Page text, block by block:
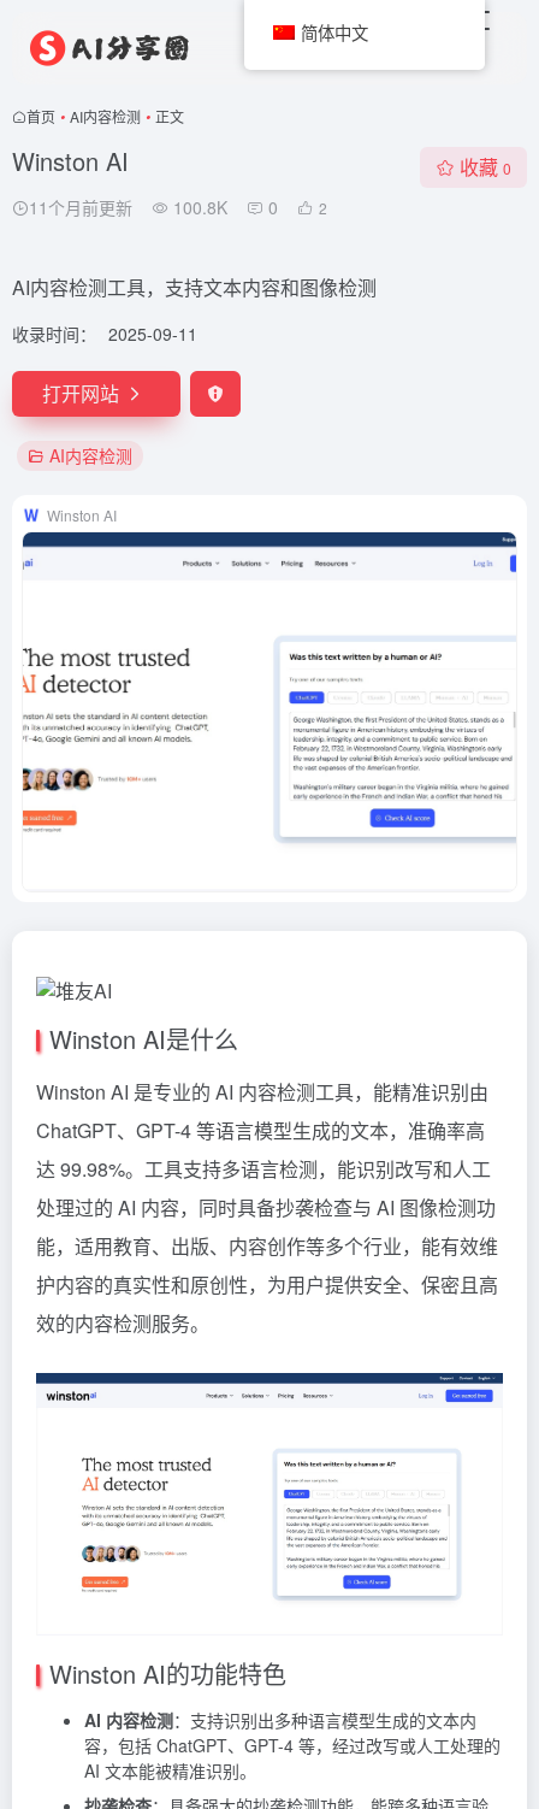
首页 • AI内容检测 • 正文
Winston AI
11个月前更新 100.8K 0 2
收藏 0
AI内容检测工具，支持文本内容和图像检测
收录时间： 2025-09-11
打开网站
AI内容检测
Winston AI
Winston AI是什么
Winston AI 是专业的 AI 内容检测工具，能精准识别由
ChatGPT、GPT-4 等语言模型生成的文本，准确率高
达 99.98%。工具支持多语言检测，能识别改写和人工
处理过的 AI 内容，同时具备抄袭检查与 AI 图像检测功
能，适用教育、出版、内容创作等多个行业，能有效维
护内容的真实性和原创性，为用户提供安全、保密且高
效的内容检测服务。
Winston AI的功能特色
AI 内容检测：支持识别出多种语言模型生成的文本内
容，包括 ChatGPT、GPT-4 等，经过改写或人工处理的
AI 文本能被精准识别。
简体中文